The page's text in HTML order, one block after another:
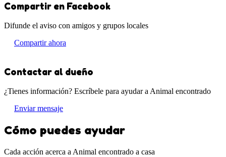
Compartir en Facebook
Difunde el aviso con amigos y grupos locales
Compartir ahora
Contactar al dueño
¿Tienes información? Escríbele para ayudar a Animal encontrado
Enviar mensaje
Cómo puedes ayudar
Cada acción acerca a Animal encontrado a casa